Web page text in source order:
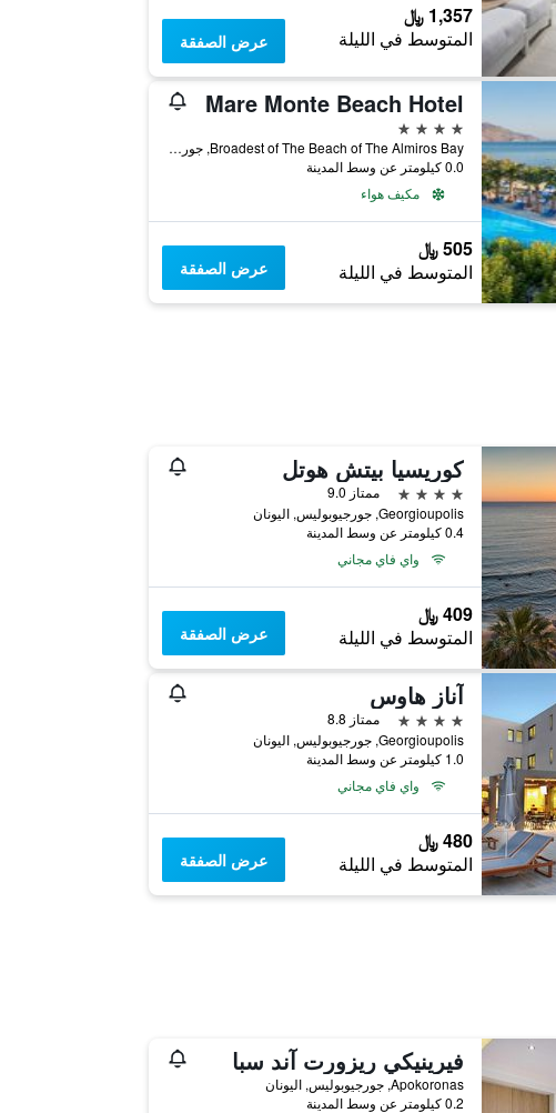
1,357 ﷼
المتوسط في الليلة عرض الصفقة
Mare Monte Beach Hotel
4 نجوم
Broadest of The Beach of The Almiros Bay, جورجيوبوليس, اليونان
0.0 كيلومتر عن وسط المدينة
مكيف هواء
505 ﷼
المتوسط في الليلة عرض الصفقة
كوريسيا بيتش هوتل
4 نجوم
ممتاز 9.0
Georgioupolis, جورجيوبوليس, اليونان
0.4 كيلومتر عن وسط المدينة
واي فاي مجاني
409 ﷼
المتوسط في الليلة عرض الصفقة
آناز هاوس
4 نجوم
ممتاز 8.8
Georgioupolis, جورجيوبوليس, اليونان
1.0 كيلومتر عن وسط المدينة
واي فاي مجاني
480 ﷼
المتوسط في الليلة عرض الصفقة
فيرينيكي ريزورت آند سبا
Apokoronas, جورجيوبوليس, اليونان
0.2 كيلومتر عن وسط المدينة